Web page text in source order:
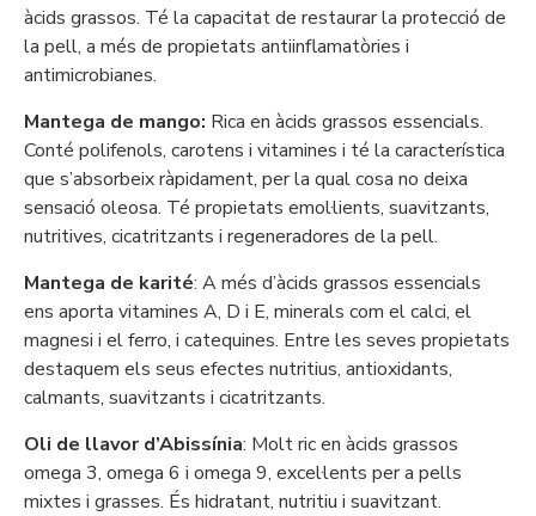
àcids grassos. Té la capacitat de restaurar la protecció de
la pell, a més de propietats antiinflamatòries i
antimicrobianes.
Mantega de mango: Rica en àcids grassos essencials.
Conté polifenols, carotens i vitamines i té la característica
que s’absorbeix ràpidament, per la qual cosa no deixa
sensació oleosa. Té propietats emol·lients, suavitzants,
nutritives, cicatritzants i regeneradores de la pell.
Mantega de karité: A més d’àcids grassos essencials
ens aporta vitamines A, D i E, minerals com el calci, el
magnesi i el ferro, i catequines. Entre les seves propietats
destaquem els seus efectes nutritius, antioxidants,
calmants, suavitzants i cicatritzants.
Oli de llavor d’Abissínia: Molt ric en àcids grassos
omega 3, omega 6 i omega 9, excel·lents per a pells
mixtes i grasses. És hidratant, nutritiu i suavitzant.